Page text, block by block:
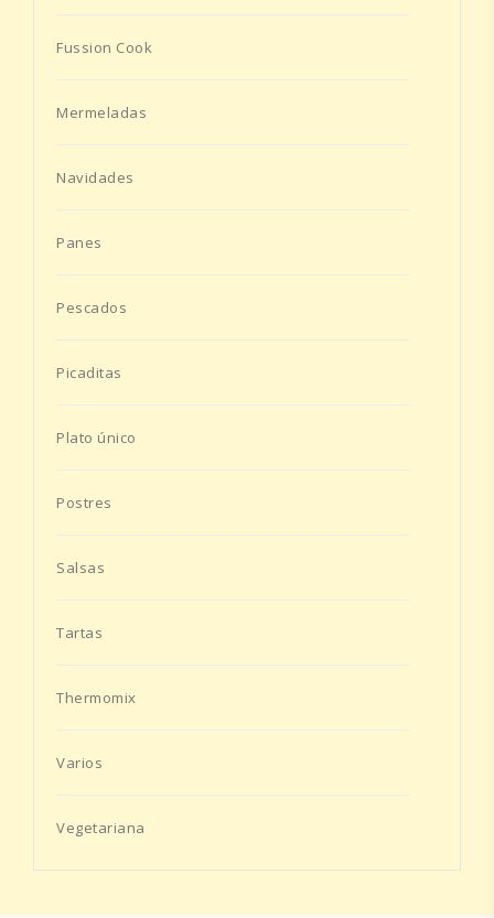
Fussion Cook
Mermeladas
Navidades
Panes
Pescados
Picaditas
Plato único
Postres
Salsas
Tartas
Thermomix
Varios
Vegetariana